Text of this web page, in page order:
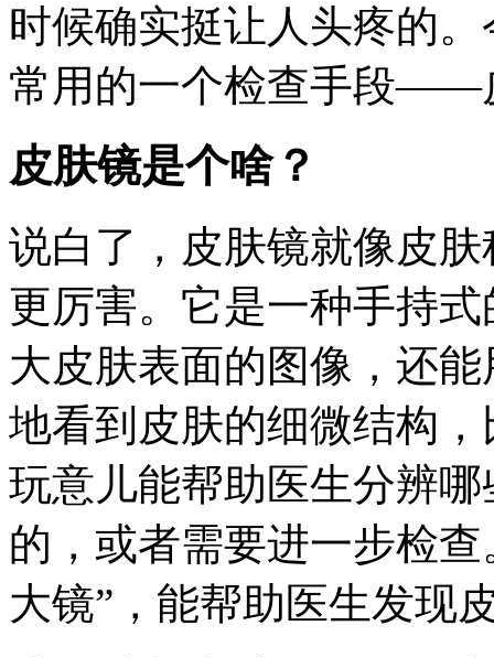
时候确实挺让人头疼的
常用的一个检查手段——
皮肤镜是个啥？
说白了，皮肤镜就像皮
更厉害。它是一种手持
大皮肤表面的图像，还
地看到皮肤的细微结构
玩意儿能帮助医生分辨
的，或者需要进一步检
大镜”，能帮助医生发现